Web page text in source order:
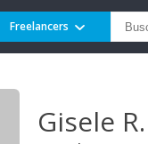
Freelancers
Gisele R.